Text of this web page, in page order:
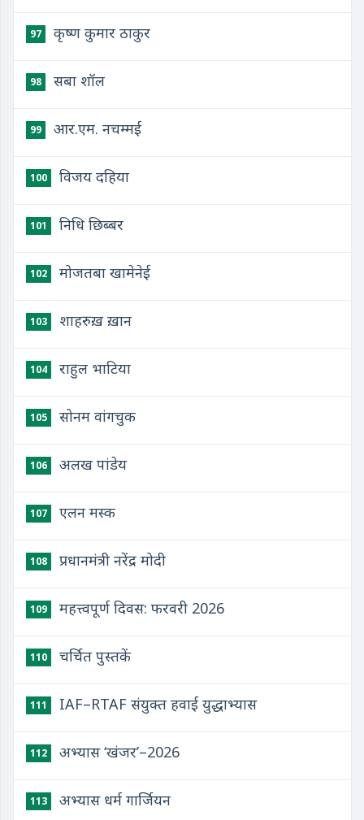
97 कृष्ण कुमार ठाकुर
98 सबा शॉल
99 आर.एम. नचम्मई
100 विजय दहिया
101 निधि छिब्बर
102 मोजतबा खामेनेई
103 शाहरुख़ ख़ान
104 राहुल भाटिया
105 सोनम वांगचुक
106 अलख पांडेय
107 एलन मस्क
108 प्रधानमंत्री नरेंद्र मोदी
109 महत्त्वपूर्ण दिवस: फरवरी 2026
110 चर्चित पुस्तकें
111 IAF–RTAF संयुक्त हवाई युद्धाभ्यास
112 अभ्यास ‘खंजर’–2026
113 अभ्यास धर्म गार्जियन